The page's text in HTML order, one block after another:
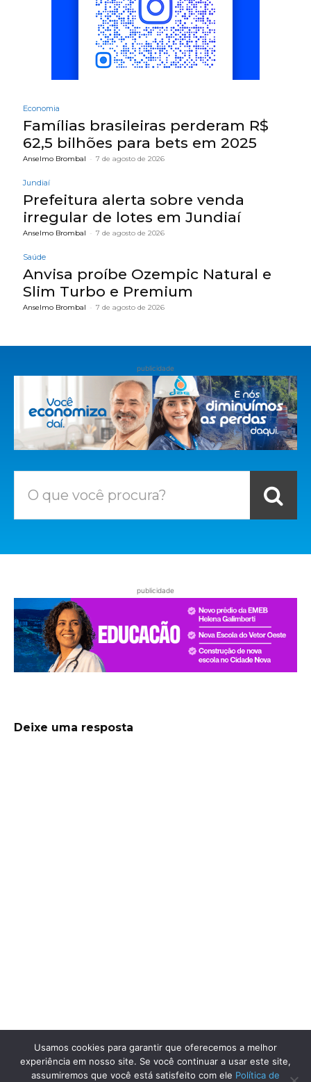
Economia
Famílias brasileiras perderam R$
62,5 bilhões para bets em 2025
Anselmo Brombal - 7 de agosto de 2026
Jundiaí
Prefeitura alerta sobre venda
irregular de lotes em Jundiaí
Anselmo Brombal - 7 de agosto de 2026
Saúde
Anvisa proíbe Ozempic Natural e
Slim Turbo e Premium
Anselmo Brombal - 7 de agosto de 2026
publicidade
O que você procura?
publicidade
Deixe uma resposta
Usamos cookies para garantir que oferecemos a melhor
experiência em nosso site. Se você continuar a usar este site,
assumiremos que você está satisfeito com ele Política de